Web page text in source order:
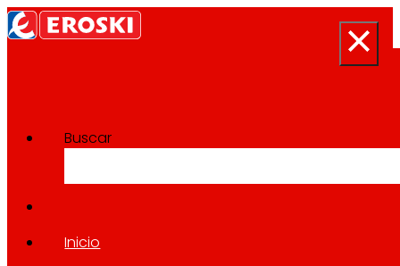
Buscar
Inicio
Sala de prensa
Volver a todas las noticias